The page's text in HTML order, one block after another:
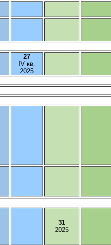
27
IV кв.
2025
31
2025